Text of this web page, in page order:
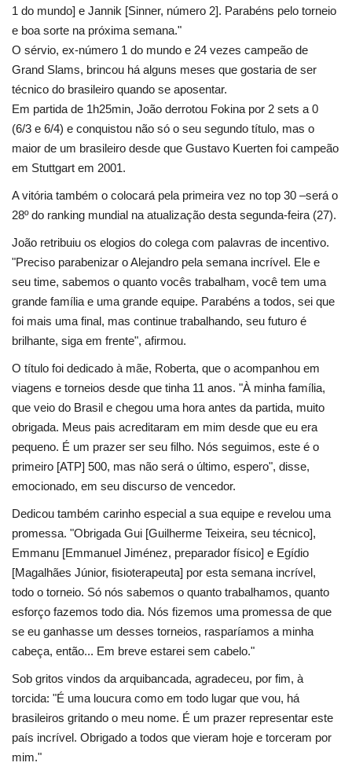
1 do mundo] e Jannik [Sinner, número 2]. Parabéns pelo torneio
e boa sorte na próxima semana."
O sérvio, ex-número 1 do mundo e 24 vezes campeão de
Grand Slams, brincou há alguns meses que gostaria de ser
técnico do brasileiro quando se aposentar.
Em partida de 1h25min, João derrotou Fokina por 2 sets a 0
(6/3 e 6/4) e conquistou não só o seu segundo título, mas o
maior de um brasileiro desde que Gustavo Kuerten foi campeão
em Stuttgart em 2001.
A vitória também o colocará pela primeira vez no top 30 –será o
28º do ranking mundial na atualização desta segunda-feira (27).
João retribuiu os elogios do colega com palavras de incentivo.
"Preciso parabenizar o Alejandro pela semana incrível. Ele e
seu time, sabemos o quanto vocês trabalham, você tem uma
grande família e uma grande equipe. Parabéns a todos, sei que
foi mais uma final, mas continue trabalhando, seu futuro é
brilhante, siga em frente", afirmou.
O título foi dedicado à mãe, Roberta, que o acompanhou em
viagens e torneios desde que tinha 11 anos. "À minha família,
que veio do Brasil e chegou uma hora antes da partida, muito
obrigada. Meus pais acreditaram em mim desde que eu era
pequeno. É um prazer ser seu filho. Nós seguimos, este é o
primeiro [ATP] 500, mas não será o último, espero", disse,
emocionado, em seu discurso de vencedor.
Dedicou também carinho especial a sua equipe e revelou uma
promessa. "Obrigada Gui [Guilherme Teixeira, seu técnico],
Emmanu [Emmanuel Jiménez, preparador físico] e Egídio
[Magalhães Júnior, fisioterapeuta] por esta semana incrível,
todo o torneio. Só nós sabemos o quanto trabalhamos, quanto
esforço fazemos todo dia. Nós fizemos uma promessa de que
se eu ganhasse um desses torneios, rasparíamos a minha
cabeça, então... Em breve estarei sem cabelo."
Sob gritos vindos da arquibancada, agradeceu, por fim, à
torcida: "É uma loucura como em todo lugar que vou, há
brasileiros gritando o meu nome. É um prazer representar este
país incrível. Obrigado a todos que vieram hoje e torceram por
mim."